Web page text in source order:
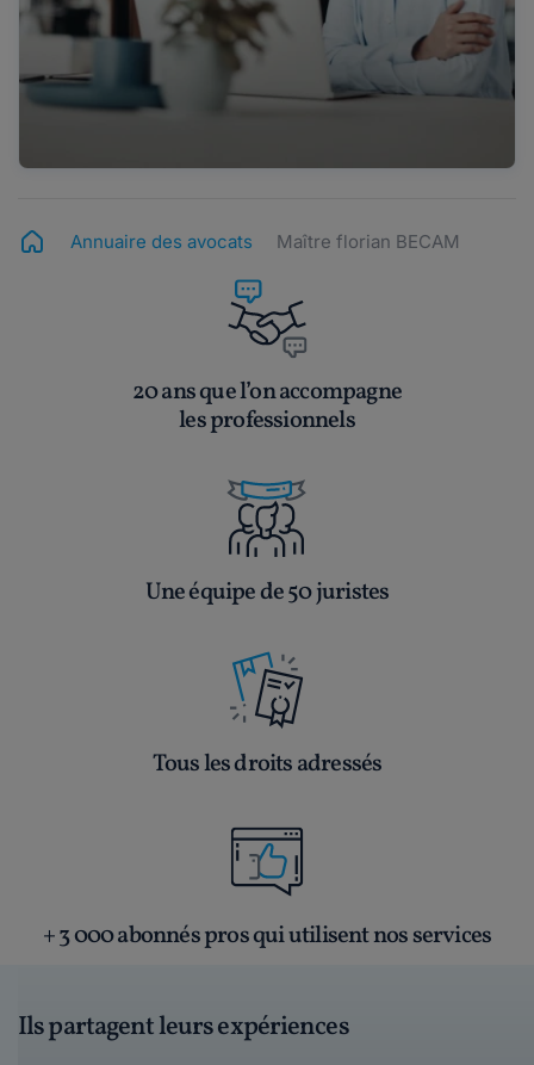
Annuaire des avocats Maître florian BECAM
20 ans que l’on accompagne
les professionnels
Une équipe de 50 juristes
Tous les droits adressés
+ 3 000 abonnés pros qui utilisent nos services
Ils partagent leurs expériences